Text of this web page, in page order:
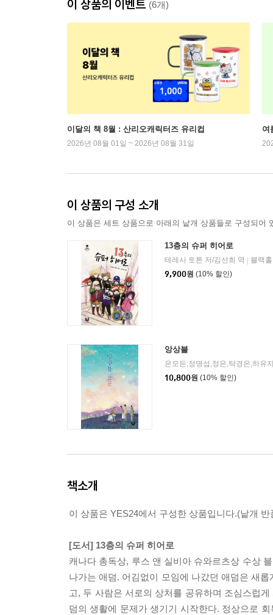
이 상품의 이벤트 (6개)
이달의 책 8월 : 산리오캐릭터즈 유리컵
2026년 08월 01일 ~ 2026년 08월 31일
여
이 상품의 구성 소개
이 상품은 세트 상품으로 아래의 낱개 상품들로 구성되어
13층의 슈퍼 히어로
테레사 토튼 저/김선희 역
블랙홀
9,900원 (10% 할인)
앙상블
은모든,정명섭,정은,탁경은,하유
10,800원 (10% 할인)
책소개
이 상품은 YES24에서 구성한 상품입니다.(낱개 반
[도서] 13층의 슈퍼 히어로
캐나다 총독상, 루스 앤 실비아 슈와르츠상 수상
나가는 애덤. 어김없이 모임에 나갔던 애덤은 새
고, 두 사람은 서로의 상처를 공유하며 조심스럽
덤의 생활에 문제가 생기기 시작한다. 정상으로